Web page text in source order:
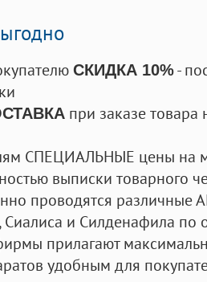
СКИДКА 10%-
при заказе
СПЕЦИАЛЬНЫЕ цены на
выписки товарного
проводятся
и Силденафила по
прилагают
удобным для